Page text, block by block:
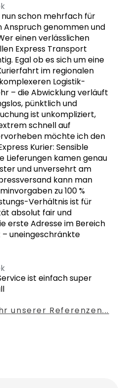
schon mehrfach für
genommen und
einen verlässlichen
Express Transport
Egal ob es sich um eine
im regionalen
Logistik-
– die Abwicklung verläuft
pünktlich und
ist unkompliziert,
schnell auf
möchte ich den
Kurier: Sensible
Lieferungen kamen genau
und unversehrt am
kann man
zu 100 %
Verhältnis ist für
absolut fair und
erste Adresse im Bereich
– uneingeschränkte
ist einfach super
unserer Referenzen...